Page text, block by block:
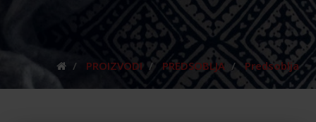
PROIZVODI PREDSOBLJA Predsoblja